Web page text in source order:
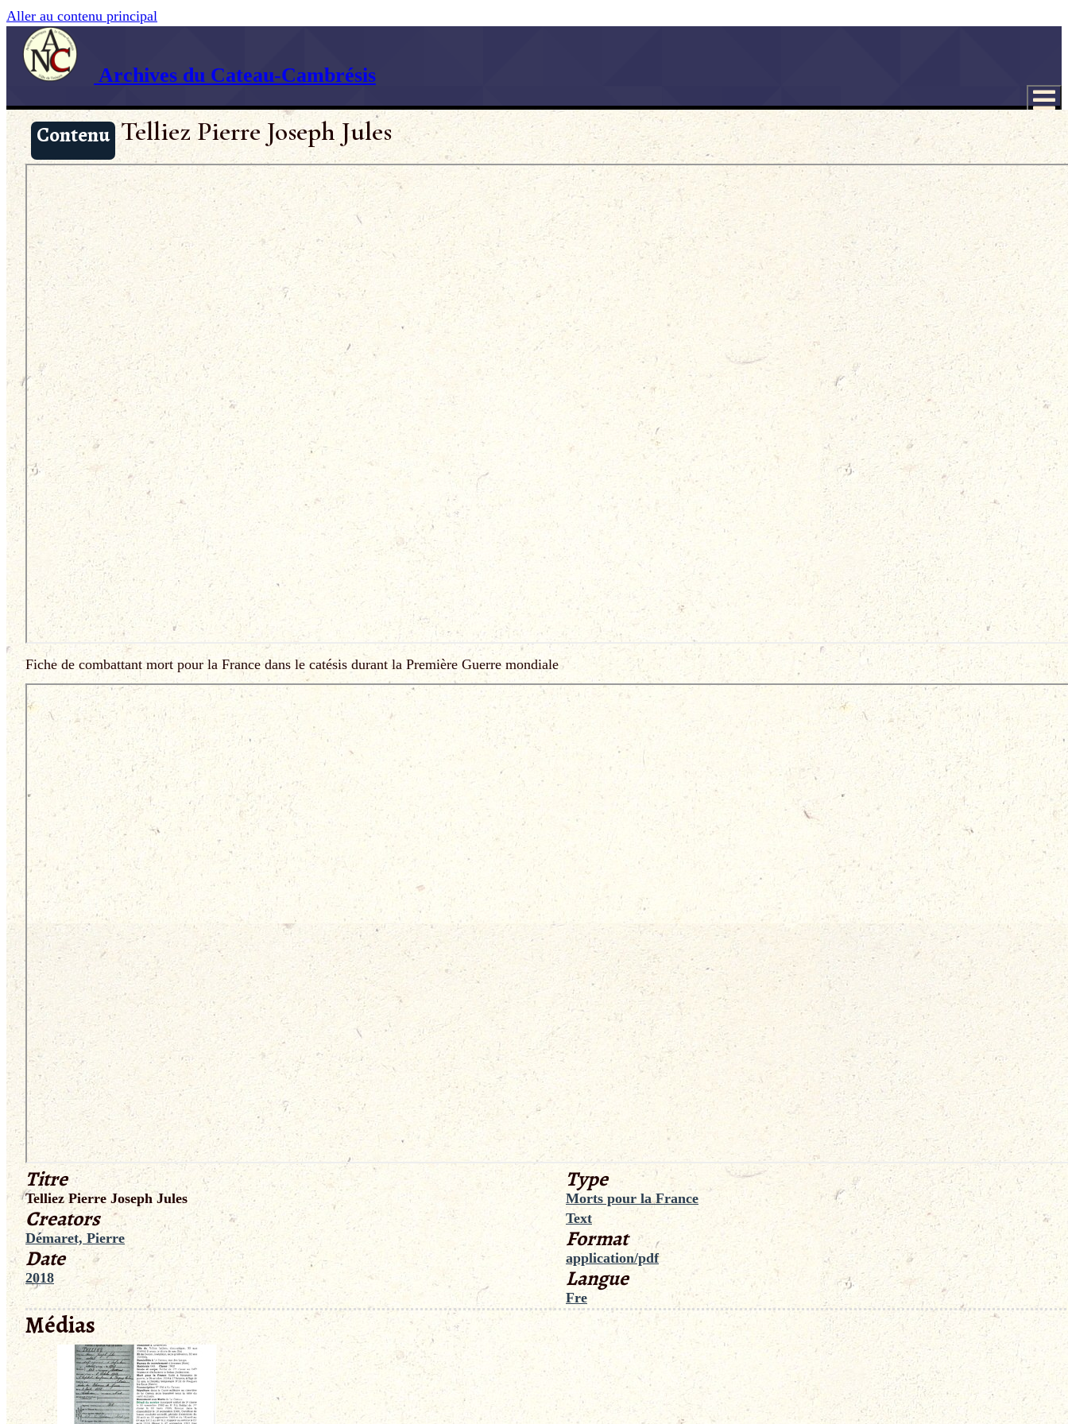
Aller au contenu principal
Archives du Cateau-Cambrésis
Contenu Telliez Pierre Joseph Jules
Fiche de combattant mort pour la France dans le catésis durant la Première Guerre mondiale
Titre
Telliez Pierre Joseph Jules
Creators
Démaret, Pierre
Date
2018
Type
Morts pour la France
Text
Format
application/pdf
Langue
Fre
Médias